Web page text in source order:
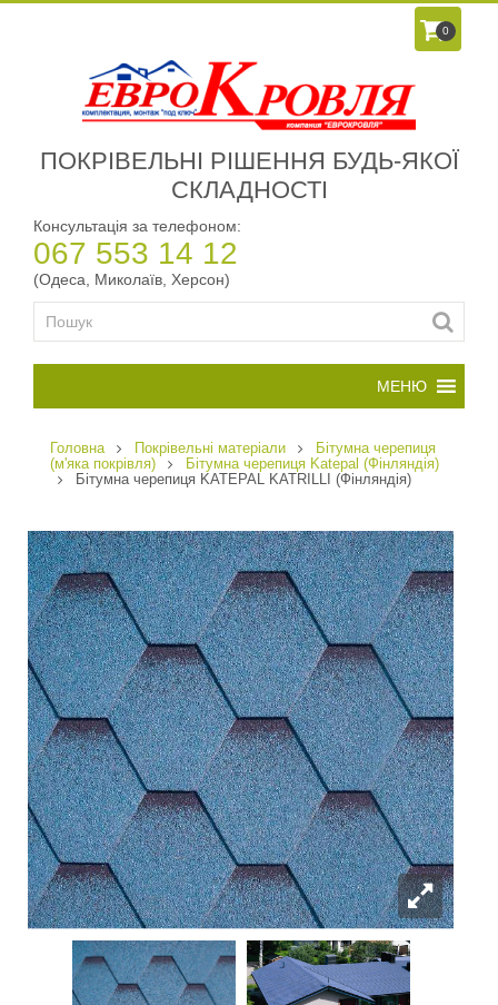
0
ПОКРІВЕЛЬНІ РІШЕННЯ БУДЬ-ЯКОЇ
СКЛАДНОСТІ
Консультація за телефоном:
067 553 14 12
(Одеса, Миколаїв, Херсон)
Головна Покрівельні матеріали
Бітумна черепиця
(м'яка покрівля)
Бітумна черепиця Katepal (Фінляндія)
Бітумна черепиця KATEPAL KATRILLI (Фінляндія)